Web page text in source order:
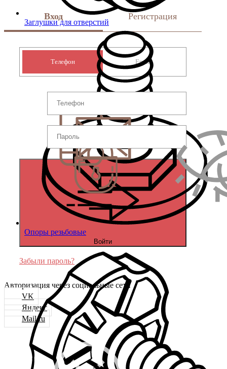
Заглушки для отверстий
Опоры резьбовые
Вход Регистрация
Телефон Email
Войти
Забыли пароль?
Авторизация через социальные сети
VK
Яндекс
Mail.ru